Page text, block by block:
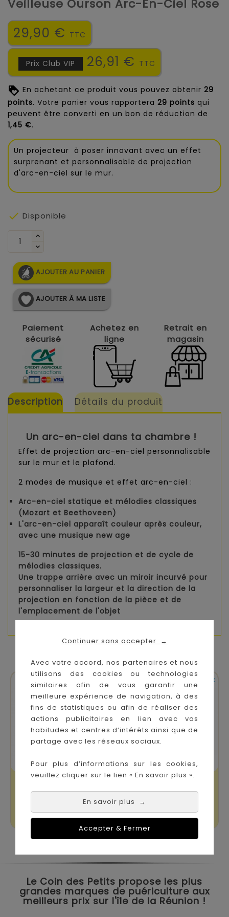
Continuer sans accepter →
Avec votre accord, nos partenaires et nous
utilisons des cookies ou technologies
similaires afin de vous garantir une
meilleure expérience de navigation, à des
fins de statistiques ou afin de réaliser des
actions publicitaires en lien avec vos
habitudes et centres d’intérêts ainsi que de
partage avec les réseaux sociaux.
Pour plus d’informations sur les cookies,
veuillez cliquer sur le lien « En savoir plus ».
En savoir plus →
Accepter & Fermer
Veilleuse Ourson Arc-En-Ciel Rose
29,90 € TTC
Prix Club VIP 26,91 € TTC
En achetant ce produit vous pouvez obtenir 29
points. Votre panier vous rapportera 29 points qui
peuvent être converti en un bon de réduction de
1,45 €.
Un projecteur à poser innovant avec un effet
surprenant et personnalisable de projection
d'arc-en-ciel sur le mur.
 Disponible
AJOUTER AU PANIER
AJOUTER À MA LISTE
Paiement
sécurisé
Achetez en
ligne
Retrait en
magasin
Description Détails du produit
Un arc-en-ciel dans ta chambre !
Effet de projection arc-en-ciel personnalisable
sur le mur et le plafond.
2 modes de musique et effet arc-en-ciel :
Arc-en-ciel statique et mélodies classiques
(Mozart et Beethoveen)
L'arc-en-ciel apparaît couleur après couleur,
avec une musique new age
15-30 minutes de projection et de cycle de
mélodies classiques.
Une trappe arrière avec un miroir incurvé pour
personnaliser la largeur et la direction de la
projection en fonction de la pièce et de
l'emplacement de l'objet

Veilleuse Petit
Ourson Rose
Prix
34,90 €
 En stock
Veilleuse Musical
Dreamlight Rose
Prix
24,90 €
Le Coin des Petits propose les plus
grandes marques de puériculture aux
meilleurs prix sur l'île de la Réunion !